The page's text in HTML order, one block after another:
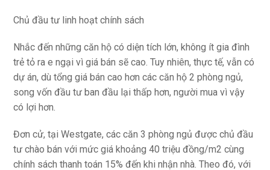
Chủ đầu tư linh hoạt chính sách
Nhắc đến những căn hộ có diện tích lớn, không ít gia đình
trẻ tỏ ra e ngại vì giá bán sẽ cao. Tuy nhiên, thực tế, vẫn có
dự án, dù tổng giá bán cao hơn các căn hộ 2 phòng ngủ,
song vốn đầu tư ban đầu lại thấp hơn, người mua vì vậy
có lợi hơn.
Đơn cử, tại Westgate, các căn 3 phòng ngủ được chủ đầu
tư chào bán với mức giá khoảng 40 triệu đồng/m2 cùng
chính sách thanh toán 15% đến khi nhận nhà. Theo đó, với